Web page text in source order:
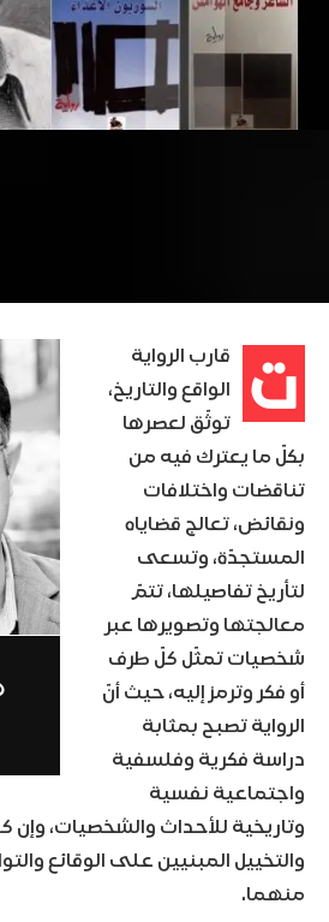
ت
قارب الرواية
الواقع والتاريخ،
توثّق لعصرها
بكلّ ما يعترك فيه من
تناقضات واختلافات
ونقائض، تعالج قضاياه
المستجدّة، وتسعى
لتأريخ تفاصيلها، تتمّ
معالجتها وتصويرها عبر
شخصيات تمثّل كلّ طرف
أو فكر وترمز إليه، حيث أنّ
الرواية تصبح بمثابة
دراسة فكرية وفلسفية
واجتماعية نفسية
وتاريخية للأحداث والشخصيات، وإن
والتخييل المبنيين على الوقائع
منهما.